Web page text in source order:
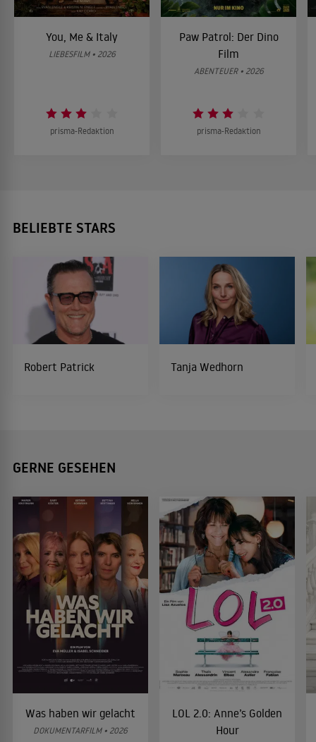
You, Me & Italy
LIEBESFILM • 2026
prisma-Redaktion
Paw Patrol: Der Dino
Film
ABENTEUER • 2026
prisma-Redaktion
BELIEBTE STARS
Robert Patrick Tanja Wedhorn
GERNE GESEHEN
Was haben wir gelacht
DOKUMENTARFILM • 2026
LOL 2.0: Anne’s Golden
Hour